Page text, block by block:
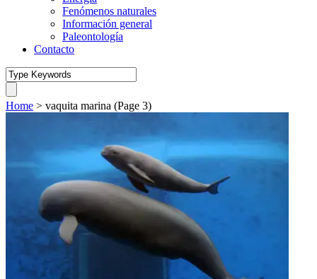
Fenómenos naturales
Información general
Paleontología
Contacto
Home > vaquita marina (Page 3)